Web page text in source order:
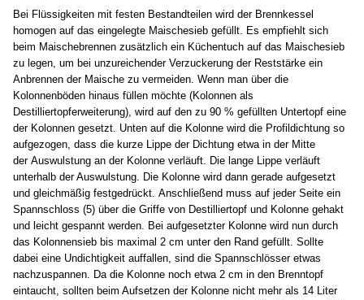
Bei Flüssigkeiten mit festen Bestandteilen wird der Brennkessel
homogen auf das eingelegte Maischesieb gefüllt. Es empfiehlt sich
beim Maischebrennen zusätzlich ein Küchentuch auf das Maischesieb
zu legen, um bei unzureichender Verzuckerung der Reststärke ein
Anbrennen der Maische zu vermeiden. Wenn man über die
Kolonnenböden hinaus füllen möchte (Kolonnen als
Destilliertopferweiterung), wird auf den zu 90 % gefüllten Untertopf eine
der Kolonnen gesetzt. Unten auf die Kolonne wird die Profildichtung so
aufgezogen, dass die kurze Lippe der Dichtung etwa in der Mitte
der Auswulstung an der Kolonne verläuft. Die lange Lippe verläuft
unterhalb der Auswulstung. Die Kolonne wird dann gerade aufgesetzt
und gleichmäßig festgedrückt. Anschließend muss auf jeder Seite ein
Spannschloss (5) über die Griffe von Destilliertopf und Kolonne gehakt
und leicht gespannt werden. Bei aufgesetzter Kolonne wird nun durch
das Kolonnensieb bis maximal 2 cm unter den Rand gefüllt. Sollte
dabei eine Undichtigkeit auffallen, sind die Spannschlösser etwas
nachzuspannen. Da die Kolonne noch etwa 2 cm in den Brenntopf
eintaucht, sollten beim Aufsetzen der Kolonne nicht mehr als 14 Liter